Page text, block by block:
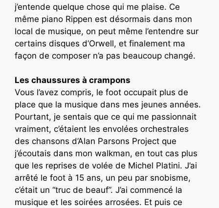
j’entende quelque chose qui me plaise. Ce
même piano Rippen est désormais dans mon
local de musique, on peut même l’entendre sur
certains disques d’Orwell, et finalement ma
façon de composer n’a pas beaucoup changé.
Les chaussures à crampons
Vous l’avez compris, le foot occupait plus de
place que la musique dans mes jeunes années.
Pourtant, je sentais que ce qui me passionnait
vraiment, c’étaient les envolées orchestrales
des chansons d’Alan Parsons Project que
j’écoutais dans mon walkman, en tout cas plus
que les reprises de volée de Michel Platini. J’ai
arrêté le foot à 15 ans, un peu par snobisme,
c’était un “truc de beauf”. J’ai commencé la
musique et les soirées arrosées. Et puis ce